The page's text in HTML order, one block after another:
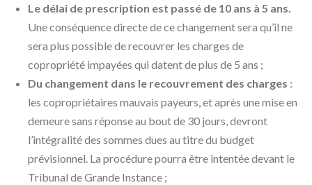
Le délai de prescription est passé de 10 ans à 5 ans.
Une conséquence directe de ce changement sera qu’il ne
sera plus possible de recouvrer les charges de
copropriété impayées qui datent de plus de 5 ans ;
Du changement dans le recouvrement des charges :
les copropriétaires mauvais payeurs, et après une mise en
demeure sans réponse au bout de 30 jours, devront
l’intégralité des sommes dues au titre du budget
prévisionnel. La procédure pourra être intentée devant le
Tribunal de Grande Instance ;